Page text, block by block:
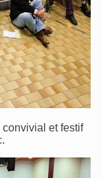
convivial et festif